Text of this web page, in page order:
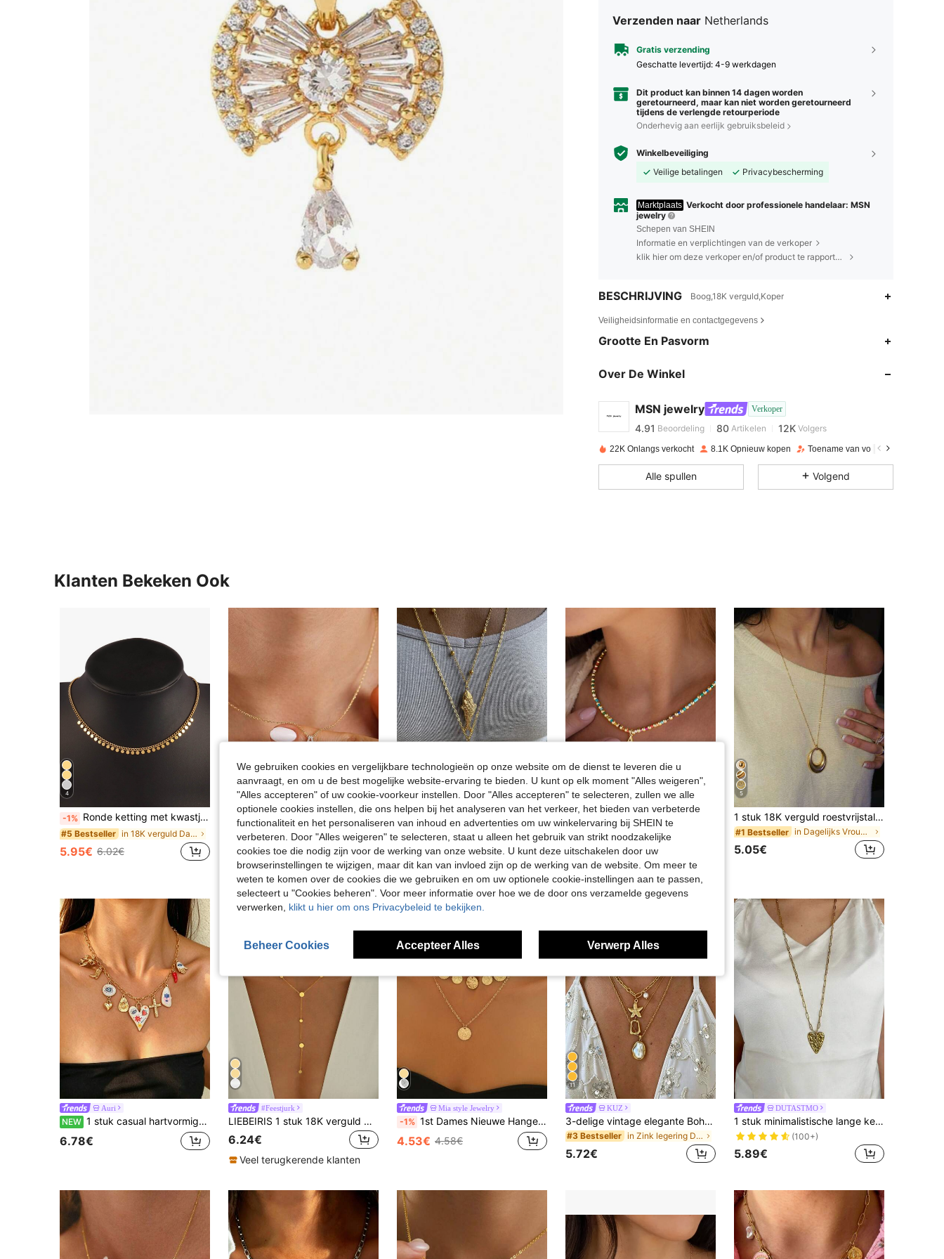
Verzenden naar Netherlands
Gratis verzending
Geschatte levertijd: 4-9 werkdagen
Dit product kan binnen 14 dagen worden
geretourneerd, maar kan niet worden geretourneerd
tijdens de verlengde retourperiode
Onderhevig aan eerlijk gebruiksbeleid
Winkelbeveiliging
Veilige betalingen
Privacybescherming
Marktplaats Verkocht door professionele handelaar: MSN
jewelry
Schepen van SHEIN
Informatie en verplichtingen van de verkoper
klik hier om deze verkoper en/of product te rapporteren.
BESCHRIJVING Boog,18K verguld,Koper
Veiligheidsinformatie en contactgegevens
Grootte En Pasvorm
Over De Winkel
MSN jewelry Verkoper
4.91
4.91 Beoordeling 80 Artikelen 12K Volgers
4.91
12K
4.91 12K
22K Onlangs verkocht 8.1K Opnieuw kopen Toename van volgers 20%
Alle spullen Volgend
Klanten Bekeken Ook
4
-1% Ronde ketting met kwastjes van roestvrij staal voor dames, choker ketting.
#5 Bestseller in 18K verguld Dames Hanger Kettingen
5.95€ 6.02€
-1% 1 schattige naamketting met letter, mini A-Z hanger choker
#3 Bestseller in Brief Vrouwen Kettingen
4.83€ 4.88€
(1000+)
5.86€
5
-2% Modieuze kleurrijke 26-letter ketting - Roestvrij staal - Modieuze minimalistische sleutelbeenketting - Vrouwen, gepersonaliseerd cadeau
#3 Bestseller
5.51€ 5.68€
5
1 stuk 18K verguld roestvrijstalen geometrische ovale hanger ketting, minimalistische vintage luxe ketting, geschikt voor dagelijks gebruik
#1 Bestseller in Dagelijks Vrouwen Kettingen
5.05€
Auri
NEW 1 stuk casual hartvormige boze oog strik multi-element hanger ketting, modieuze veelzijdige dames halsketting geschikt voor dagelijks gebruik, feestjes, muziekfestivals en uitstapjes
6.78€
#Feestjurk
LIEBEIRIS 1 stuk 18K verguld minimalistisch modieus klein & groot hart Y-ketting, roestvrijstalen damesketting geschikt voor dagelijks gebruik en als cadeau
6.24€
Veel terugkerende klanten
Mia style Jewelry
-1% 1st Dames Nieuwe Hanger Ketting, Creatieve Munt, Kwastje, Punk Hip Hop Metalen Stijl Gelaagde Choker Ketting, Dagelijkse Kleding & Cadeau
4.53€ 4.58€
11
KUZ
3-delige vintage elegante Boheemse stijl barok hanger ketting met parels, zeesterren en asymmetrische geometrische hangers, veelzijdig voor dagelijks gebruik en zomerse stranddagen, geschikt als cadeau
#3 Bestseller in Zink legering Dames Hanger Kettingen
5.72€
DUTASTMO
1 stuk minimalistische lange ketting van roestvrij staal met gouden paperclipketting en prachtige hartvormige hanger voor dames
(100+)
5.89€
We gebruiken cookies en vergelijkbare technologieën op onze website om de dienst te leveren die u
aanvraagt, en om u de best mogelijke website-ervaring te bieden. U kunt op elk moment "Alles weigeren",
"Alles accepteren" of uw cookie-voorkeur instellen. Door "Alles accepteren" te selecteren, zullen we alle
optionele cookies instellen, die ons helpen bij het analyseren van het verkeer, het bieden van verbeterde
functionaliteit en het personaliseren van inhoud en advertenties om uw winkelervaring bij SHEIN te
verbeteren. Door "Alles weigeren" te selecteren, staat u alleen het gebruik van strikt noodzakelijke
cookies toe die nodig zijn voor de werking van onze website. U kunt deze uitschakelen door uw
browserinstellingen te wijzigen, maar dit kan van invloed zijn op de werking van de website. Om meer te
weten te komen over de cookies die we gebruiken en om uw optionele cookie-instellingen aan te passen,
selecteert u "Cookies beheren". Voor meer informatie over hoe we de door ons verzamelde gegevens
verwerken, klikt u hier om ons Privacybeleid te bekijken.
Beheer Cookies Accepteer Alles Verwerp Alles